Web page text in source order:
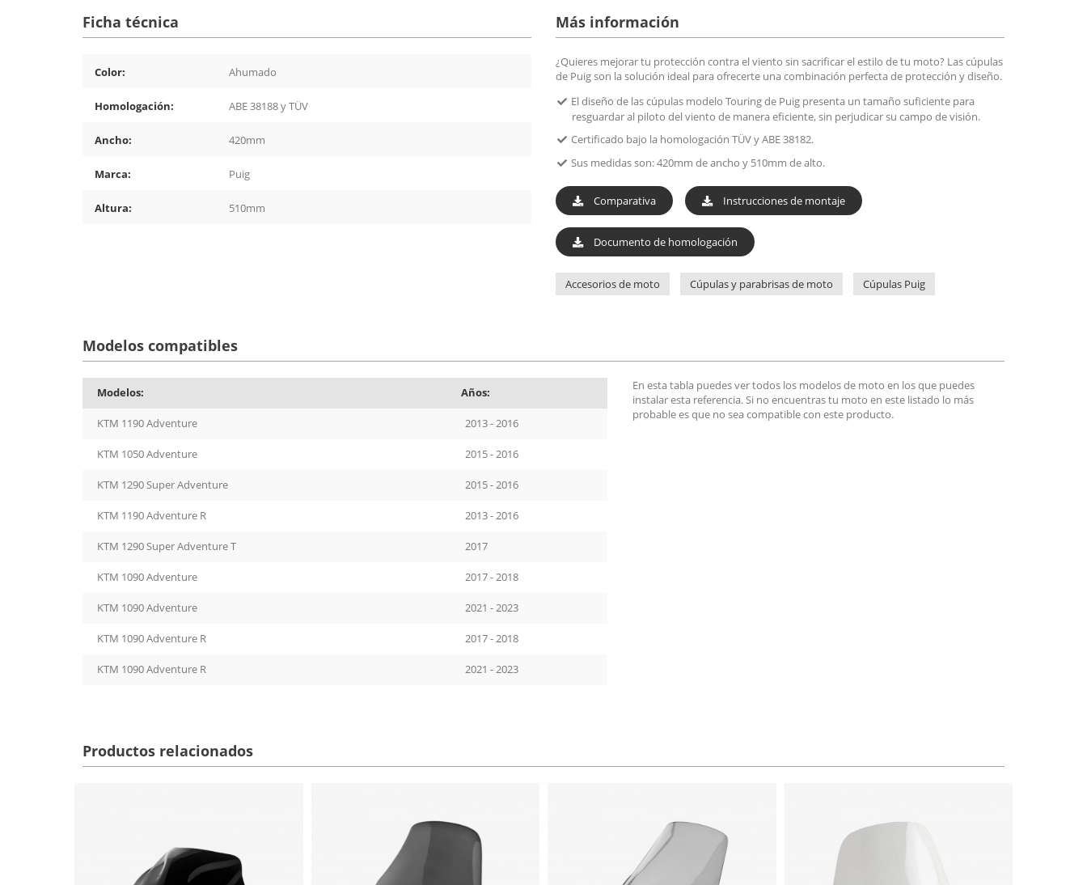
Ficha técnica
Color: Ahumado
Homologación: ABE 38188 y TÜV
Ancho: 420mm
Marca: Puig
Altura: 510mm
Más información
¿Quieres mejorar tu protección contra el viento sin sacrificar el estilo de tu moto? Las cúpulas
de Puig son la solución ideal para ofrecerte una combinación perfecta de protección y diseño.
El diseño de las cúpulas modelo Touring de Puig presenta un tamaño suficiente para
resguardar al piloto del viento de manera eficiente, sin perjudicar su campo de visión.
Certificado bajo la homologación TÜV y ABE 38182.
Sus medidas son: 420mm de ancho y 510mm de alto.
Comparativa Instrucciones de montaje
Documento de homologación
Accesorios de moto Cúpulas y parabrisas de moto Cúpulas Puig
Modelos compatibles
Modelos: Años:
KTM 1190 Adventure 2013 - 2016
KTM 1050 Adventure 2015 - 2016
KTM 1290 Super Adventure 2015 - 2016
KTM 1190 Adventure R 2013 - 2016
KTM 1290 Super Adventure T 2017
KTM 1090 Adventure 2017 - 2018
KTM 1090 Adventure 2021 - 2023
KTM 1090 Adventure R 2017 - 2018
KTM 1090 Adventure R 2021 - 2023
En esta tabla puedes ver todos los modelos de moto en los que puedes
instalar esta referencia. Si no encuentras tu moto en este listado lo más
probable es que no sea compatible con este producto.
Productos relacionados